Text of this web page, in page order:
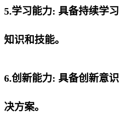
5.学习能力: 具备持续学
知识和技能。
6.创新能力: 具备创新意
决方案。